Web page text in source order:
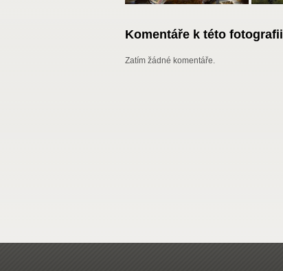
Komentáře k této fotografii
Zatím žádné komentáře.